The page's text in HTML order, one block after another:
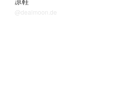
@dealmoon.de